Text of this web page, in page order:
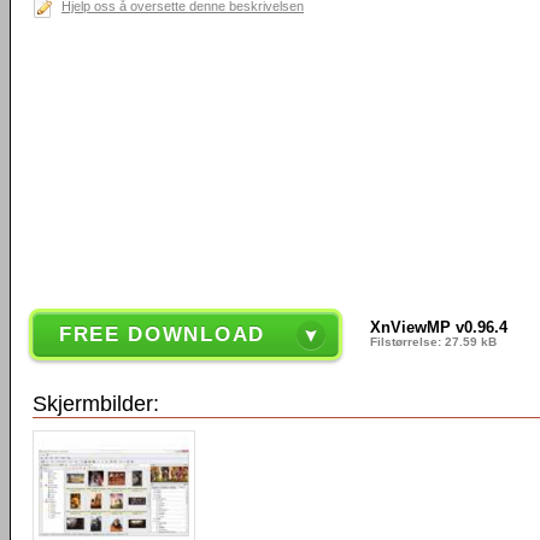
Hjelp oss å oversette denne beskrivelsen
FREE DOWNLOAD XnViewMP v0.96.4
Filstørrelse: 27.59 kB
Skjermbilder: